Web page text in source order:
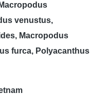
venustus,
Macropodus
furca, Polyacanthus